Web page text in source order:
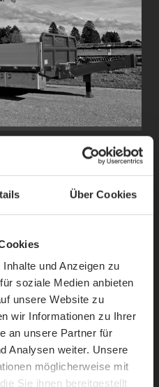
Über Cookies
und Anzeigen zu
soziale Medien anbieten
unsere Website zu
wir Informationen zu Ihrer
an unsere Partner für
Analysen weiter. Unsere
möglicherweise mit
Sie ihnen bereitgestellt
mit 2-oder 3 Achsen in
jedes Fahrzeug wird